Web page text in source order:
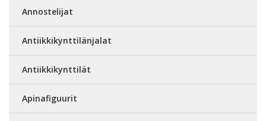
Annostelijat
Antiikkikynttilänjalat
Antiikkikynttilät
Apinafiguurit